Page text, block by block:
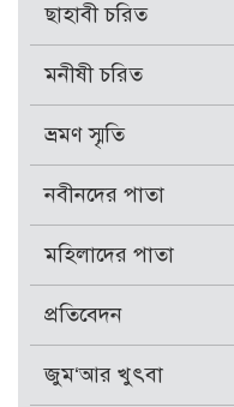
ছাহাবী চরিত
মনীষী চরিত
ভ্রমণ স্মৃতি
নবীনদের পাতা
মহিলাদের পাতা
প্রতিবেদন
জুম‘আর খুৎবা